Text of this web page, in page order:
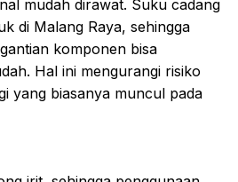
mudah dirawat. Suku cadang
di Malang Raya, sehingga
komponen bisa
Hal ini mengurangi risiko
yang biasanya muncul pada